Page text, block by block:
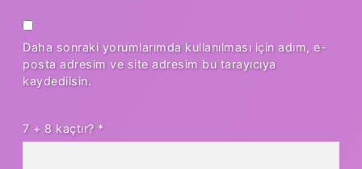
Daha sonraki yorumlarımda kullanılması için adım, e-
posta adresim ve site adresim bu tarayıcıya
kaydedilsin.
7 + 8 kaçtır? *